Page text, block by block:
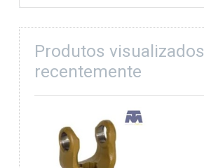
Produtos visualizados
recentemente